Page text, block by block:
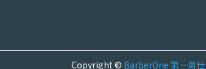
Copyright © BarberOne 第一男仕